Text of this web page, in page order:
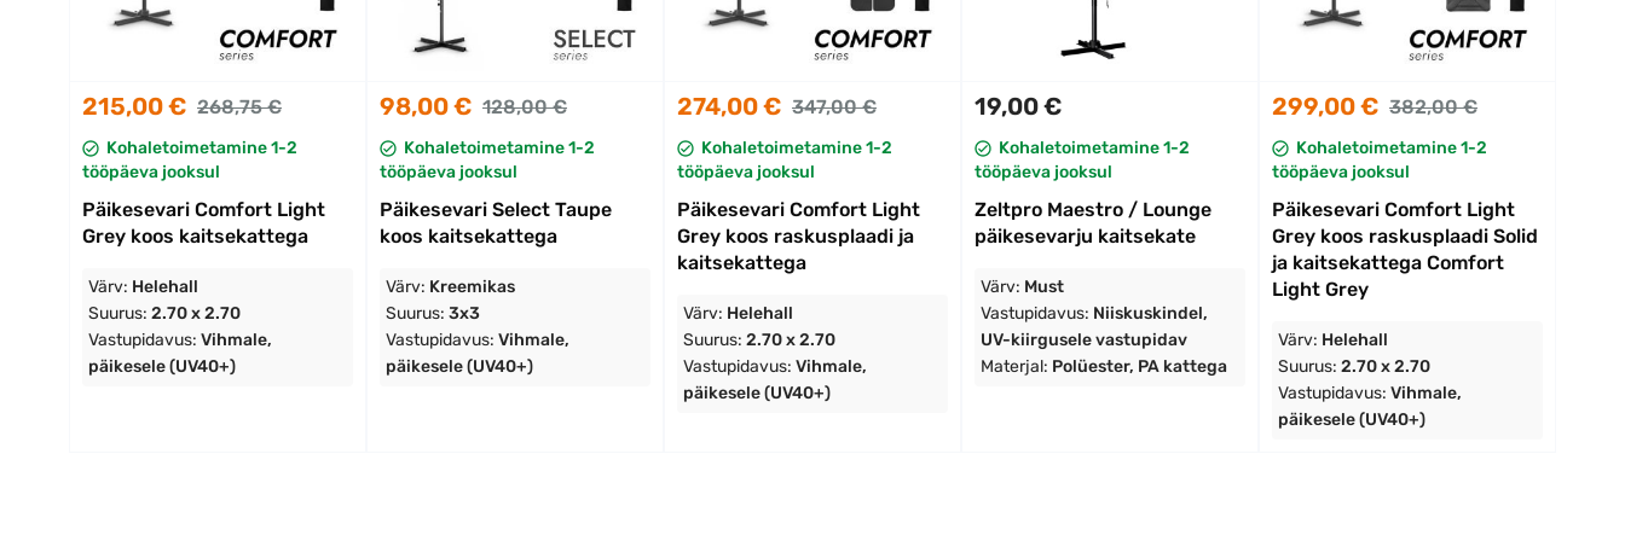
215,00 € 268,75 €
Kohaletoimetamine 1-2
tööpäeva jooksul
Päikesevari Comfort Light
Grey koos kaitsekattega
Värv: Helehall
Suurus: 2.70 x 2.70
Vastupidavus: Vihmale,
päikesele (UV40+)
98,00 € 128,00 €
Kohaletoimetamine 1-2
tööpäeva jooksul
Päikesevari Select Taupe
koos kaitsekattega
Värv: Kreemikas
Suurus: 3x3
Vastupidavus: Vihmale,
päikesele (UV40+)
274,00 € 347,00 €
Kohaletoimetamine 1-2
tööpäeva jooksul
Päikesevari Comfort Light
Grey koos raskusplaadi ja
kaitsekattega
Värv: Helehall
Suurus: 2.70 x 2.70
Vastupidavus: Vihmale,
päikesele (UV40+)
19,00 €
Kohaletoimetamine 1-2
tööpäeva jooksul
Zeltpro Maestro / Lounge
päikesevarju kaitsekate
Värv: Must
Vastupidavus: Niiskuskindel,
UV-kiirgusele vastupidav
Materjal: Polüester, PA kattega
299,00 € 382,00 €
Kohaletoimetamine 1-2
tööpäeva jooksul
Päikesevari Comfort Light
Grey koos raskusplaadi Solid
ja kaitsekattega Comfort
Light Grey
Värv: Helehall
Suurus: 2.70 x 2.70
Vastupidavus: Vihmale,
päikesele (UV40+)